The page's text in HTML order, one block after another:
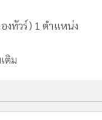
งทัวร์) 1 ตำแหน่ง
ติม